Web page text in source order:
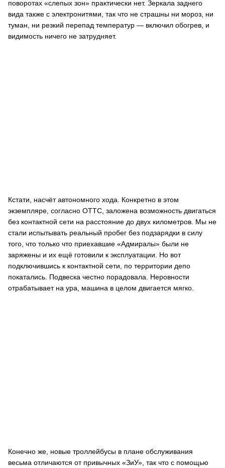
поворотах «слепых зон» практически нет. Зеркала заднего
вида также с электронитями, так что не страшны ни мороз, ни
туман, ни резкий перепад температур — включил обогрев, и
видимость ничего не затрудняет.
Кстати, насчёт автономного хода. Конкретно в этом
экземпляре, согласно ОТТС, заложена возможность двигаться
без контактной сети на расстояние до двух километров. Мы не
стали испытывать реальный пробег без подзарядки в силу
того, что только что приехавшие «Адмиралы» были не
заряжены и их ещё готовили к эксплуатации. Но вот
подключившись к контактной сети, по территории депо
покатались. Подвеска честно порадовала. Неровности
отрабатывает на ура, машина в целом двигается мягко.
Конечно же, новые троллейбусы в плане обслуживания
весьма отличаются от привычных «ЗиУ», так что с помощью